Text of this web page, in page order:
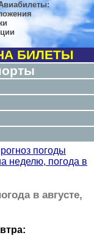
БИЛЕТЫ
погоды
неделю, погода в
в августе,